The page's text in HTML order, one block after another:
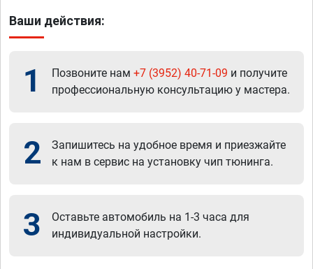
Ваши действия:
1 Позвоните нам +7 (3952) 40-71-09 и получите
профессиональную консультацию у мастера.
2
Запишитесь на удобное время и приезжайте
к нам в сервис на установку чип тюнинга.
3
Оставьте автомобиль на 1-3 часа для
индивидуальной настройки.